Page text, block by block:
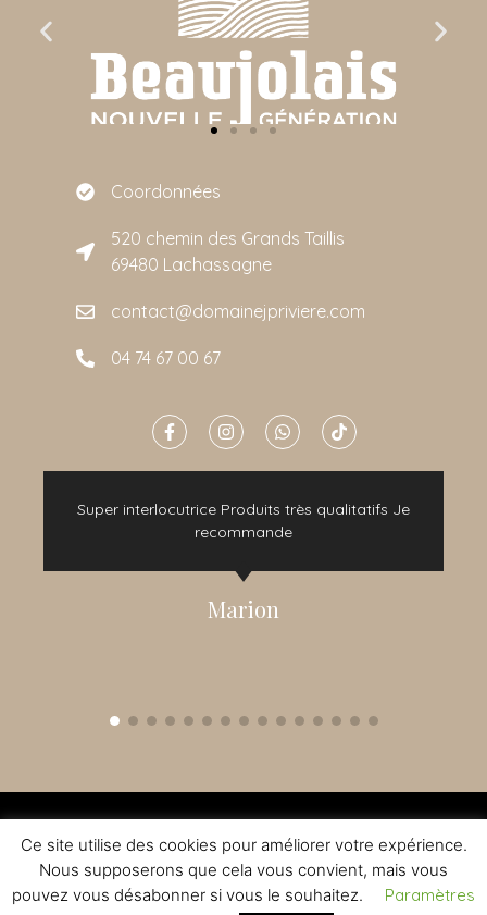
Coordonnées
520 chemin des Grands Taillis
69480 Lachassagne
contact@domainejpriviere.com
04 74 67 00 67
Super interlocutrice Produits très qualitatifs Je
recommande
Marion
CGV-MENTIONS LÉGALES
L'ABUS D'ALCOOL EST DANGEREUX A LA SANTE - A CONSOMMER AVEC
MODERATION
Ce site utilise des cookies pour améliorer votre expérience.
Nous supposerons que cela vous convient, mais vous
pouvez vous désabonner si vous le souhaitez.
Paramètres